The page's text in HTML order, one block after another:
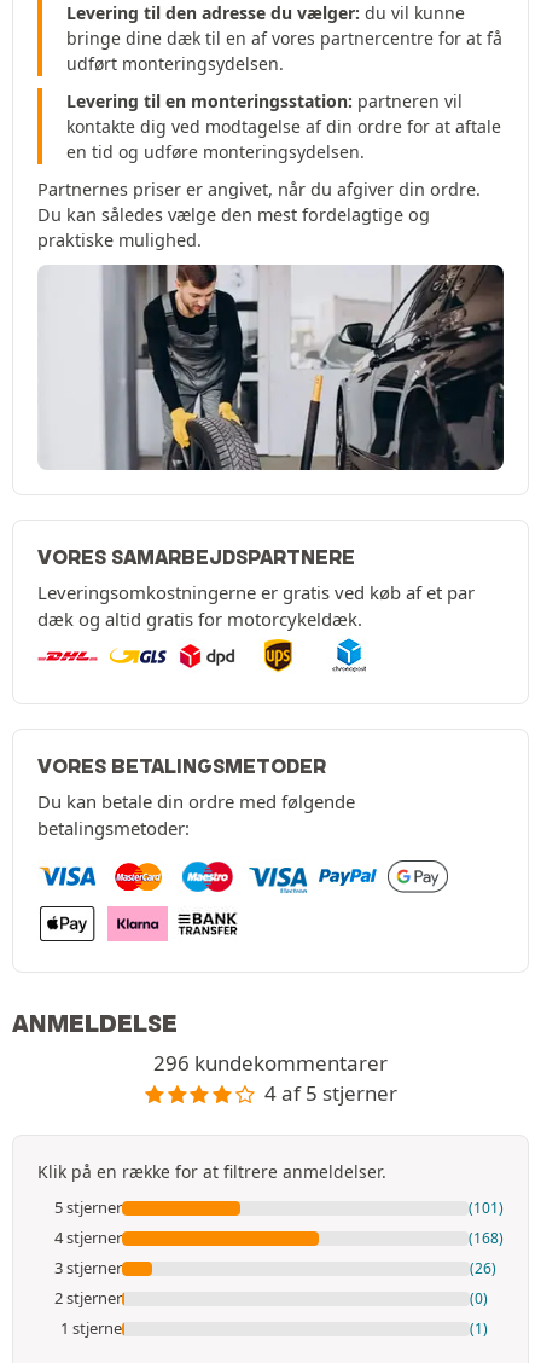
Levering til den adresse du vælger: du vil kunne
bringe dine dæk til en af vores partnercentre for at få
udført monteringsydelsen.
Levering til en monteringsstation: partneren vil
kontakte dig ved modtagelse af din ordre for at aftale
en tid og udføre monteringsydelsen.
Partnernes priser er angivet, når du afgiver din ordre.
Du kan således vælge den mest fordelagtige og
praktiske mulighed.
VORES SAMARBEJDSPARTNERE
Leveringsomkostningerne er gratis ved køb af et par
dæk og altid gratis for motorcykeldæk.
VORES BETALINGSMETODER
Du kan betale din ordre med følgende
betalingsmetoder:
ANMELDELSE
296 kundekommentarer
4 af 5 stjerner
Klik på en række for at filtrere anmeldelser.
5 stjerner (101)
4 stjerner (168)
3 stjerner (26)
2 stjerner (0)
1 stjerne (1)